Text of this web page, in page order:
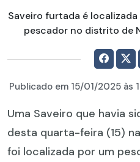
Saveiro furtada é
pescador no distrito de
Publicado em 15/01/2025às
Uma Saveiro que havia
desta quarta-feira (15)
foi localizada por um